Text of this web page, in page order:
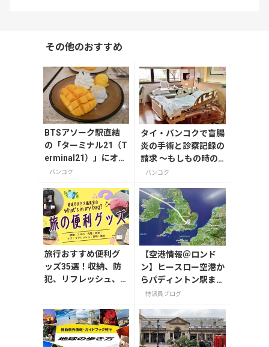
その他のおすすめ
BTSアソーク駅直結
の「ターミナル21（T
erminal21）」にオー
プンしたタイグルメ
ンゴー・タンゴ）」
でマンゴー満喫！
バンコク
タイ・バンコクで盲腸
炎の手術と診察記録の
請求 ～もしもの時の
ため保険の確認を！
バンコク
旅行おすすめ便利グ
ッズ35選！収納、防
犯、リフレッシュ、
物】
【空港情報＠ロンド
ン】ヒースロー空港か
らパディントン駅ま
で！入国から市内への
夏版）
特派員ブログ